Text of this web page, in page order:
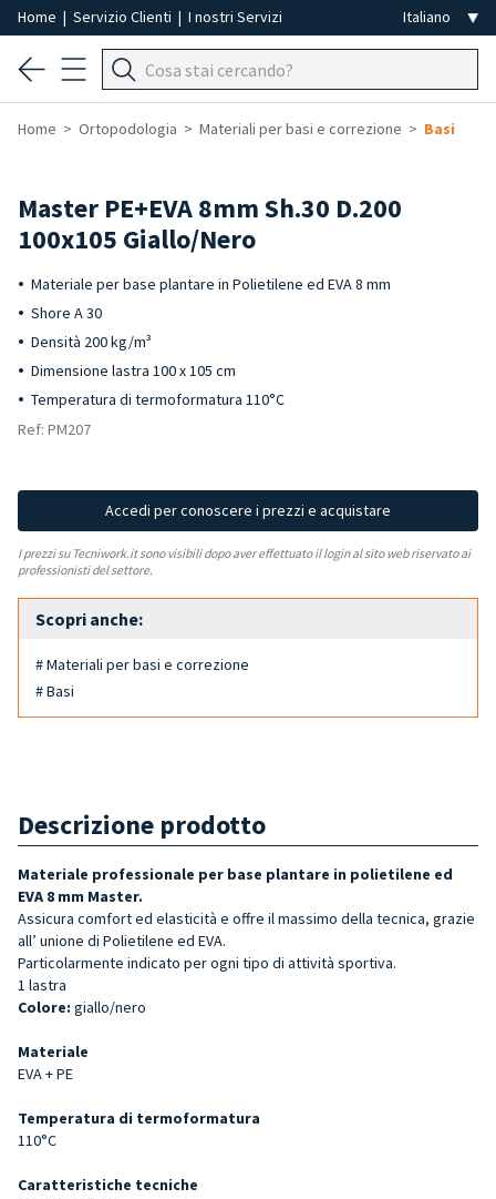
Home | Servizio Clienti | I nostri Servizi
Home Ortopodologia Materiali per basi e correzione Basi
Master PE+EVA 8mm Sh.30 D.200
100x105 Giallo/Nero
Materiale per base plantare in Polietilene ed EVA 8 mm
Shore A 30
Densità 200 kg/m³
Dimensione lastra 100 x 105 cm
Temperatura di termoformatura 110°C
Ref: PM207
Accedi per conoscere i prezzi e acquistare
I prezzi su Tecniwork.it sono visibili dopo aver effettuato il login al sito web riservato ai
professionisti del settore.
Scopri anche:
# Materiali per basi e correzione
# Basi
Descrizione prodotto
Materiale professionale per base plantare in polietilene ed
EVA 8 mm Master.
Assicura comfort ed elasticità e offre il massimo della tecnica, grazie
all’ unione di Polietilene ed EVA.
Particolarmente indicato per ogni tipo di attività sportiva.
1 lastra
Colore: giallo/nero
Materiale
EVA + PE
Temperatura di termoformatura
110°C
Caratteristiche tecniche